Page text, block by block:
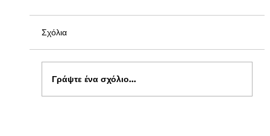
Σχόλια
Γράψτε ένα σχόλιο...